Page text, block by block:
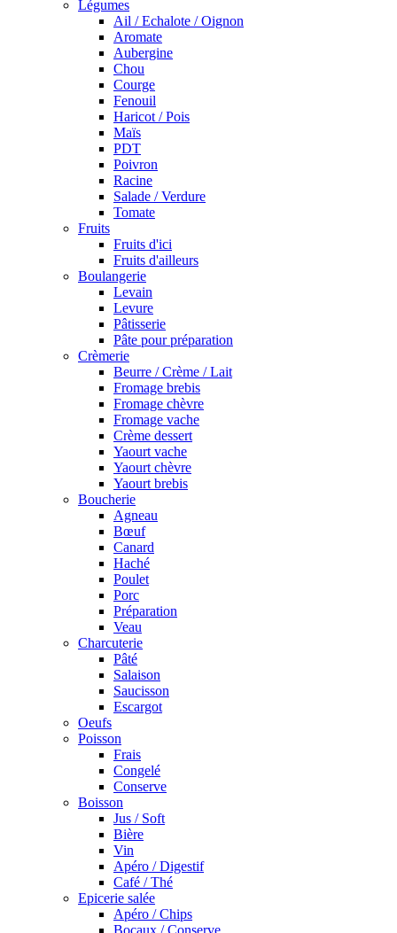
Légumes
Ail / Echalote / Oignon
Aromate
Aubergine
Chou
Courge
Fenouil
Haricot / Pois
Maïs
PDT
Poivron
Racine
Salade / Verdure
Tomate
Fruits
Fruits d'ici
Fruits d'ailleurs
Boulangerie
Levain
Levure
Pâtisserie
Pâte pour préparation
Crèmerie
Beurre / Crème / Lait
Fromage brebis
Fromage chèvre
Fromage vache
Crème dessert
Yaourt vache
Yaourt chèvre
Yaourt brebis
Boucherie
Agneau
Bœuf
Canard
Haché
Poulet
Porc
Préparation
Veau
Charcuterie
Pâté
Salaison
Saucisson
Escargot
Oeufs
Poisson
Frais
Congelé
Conserve
Boisson
Jus / Soft
Bière
Vin
Apéro / Digestif
Café / Thé
Epicerie salée
Apéro / Chips
Bocaux / Conserve